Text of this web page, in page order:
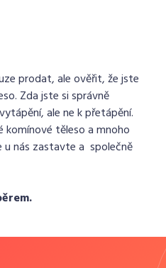
prodat, ale ověřit, že jste
Zda jste si správně
ale ne k přetápění.
těleso a mnoho
u nás zastavte a společně